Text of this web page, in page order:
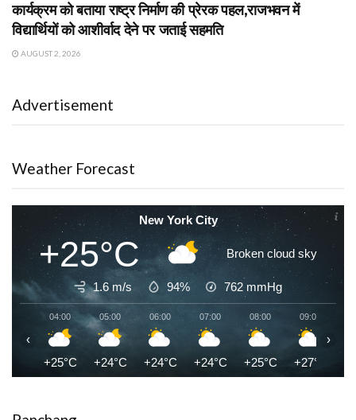
कार्यक्रम को बताया राष्ट्र निर्माण की प्रेरक पहल,राजभवन में
विद्यार्थियों को आशीर्वाद देने पर जताई सहमति
AUGUST 2, 2026
Advertisement
Weather Forecast
New York City
+25°C Broken cloud sky
1.6 m/s 94% 762 mmHg
04:00
+25°C
05:00
+24°C
06:00
+24°C
07:00
+24°C
08:00
+25°C
09:00
+27°C
‹ ›